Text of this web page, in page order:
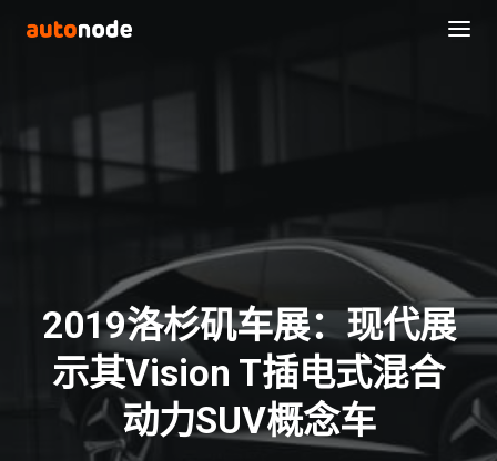
Search
2019洛杉矶车展：现代展
示其Vision T插电式混合
动力SUV概念车